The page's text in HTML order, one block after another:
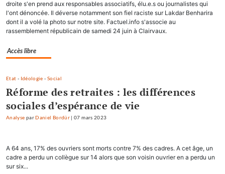
droite s'en prend aux responsables associatifs, élu.e.s ou journalistes qui
l'ont dénoncée. Il déverse notamment son fiel raciste sur Lakdar Benharira
dont il a volé la photo sur notre site. Factuel.info s'associe au
rassemblement républicain de samedi 24 juin à Clairvaux.
Accès libre
Etat - Idéologie - Social
Réforme des retraites : les différences
sociales d’espérance de vie
Analyse parDaniel Bordür |07 mars 2023
A 64 ans, 17% des ouvriers sont morts contre 7% des cadres. A cet âge, un
cadre a perdu un collègue sur 14 alors que son voisin ouvrier en a perdu un
sur six...